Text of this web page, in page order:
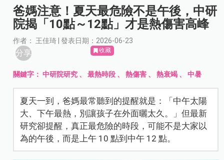
爸媽注意！夏天最危險不是午後，中研
院揭「10點～12點」才是熱傷害高峰
作者： 王佳琦 | 發表日期：2026-06-23
分享 收藏
關鍵字：中研院研究 、最熱時段 、熱傷害 、熱衰竭 、中暑
夏天一到，爸媽最常聽到的提醒就是：「中午太陽
大、下午最熱，別讓孩子在外面曬太久。」但最新
研究卻提醒，真正最危險的時段，可能不是大家以
為的午後，而是上午 10 點到中午 12 點。